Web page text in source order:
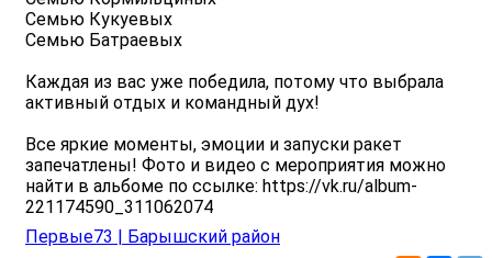
Семью Кукуевых
Семью Батраевых
Каждая из вас уже победила, потому что выбрала
активный отдых и командный дух!
Все яркие моменты, эмоции и запуски ракет
запечатлены! Фото и видео с мероприятия можно
найти в альбоме по ссылке: https://vk.ru/album-
221174590_311062074
Первые73 | Барышский район